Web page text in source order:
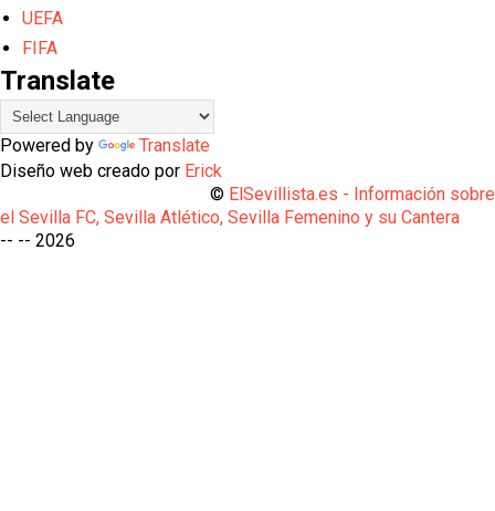
UEFA
FIFA
Translate
Powered by
Translate
Diseño web creado por Erick
© ElSevillista.es - Información sobre
el Sevilla FC, Sevilla Atlético, Sevilla Femenino y su Cantera
-- -- 2026